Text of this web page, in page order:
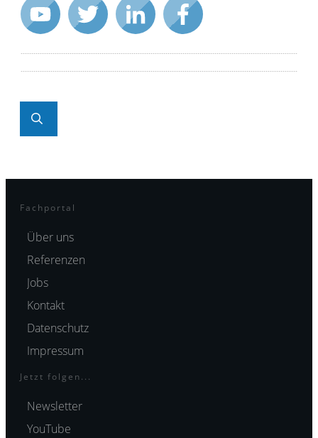
Fachportal
Über uns
Referenzen
Jobs
Kontakt
Datenschutz
Impressum
Jetzt folgen...
Newsletter
YouTube